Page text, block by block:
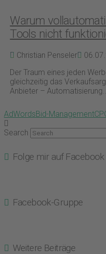
Warum
Tools nicht
Christian Penseler
Der Traum eines jeden
gleichzeitig das
Anbieter –
AdWordsBid-Management
Search
Folge mir auf Facebook
Facebook-Gruppe
Weitere Beiträge